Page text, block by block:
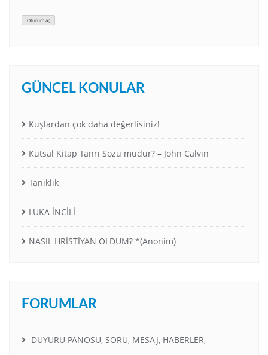
Oturum aç
GÜNCEL KONULAR
Kuşlardan çok daha değerlisiniz!
Kutsal Kitap Tanrı Sözü müdür? – John Calvin
Tanıklık
LUKA İNCİLİ
NASIL HRİSTİYAN OLDUM? *(Anonim)
FORUMLAR
DUYURU PANOSU, SORU, MESAJ, HABERLER,